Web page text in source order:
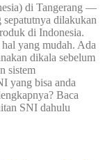
di Tangerang —
dilakukan
di Indonesia.
yang mudah. Ada
dikala sebelum
sistem
yang bisa anda
Baca
SNI dahulu